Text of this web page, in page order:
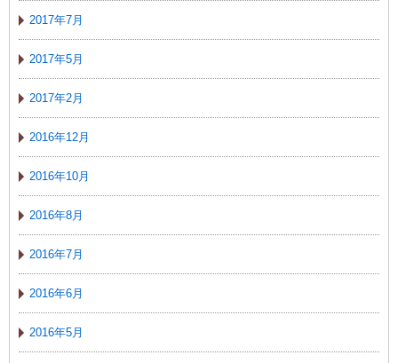
2017年7月
2017年5月
2017年2月
2016年12月
2016年10月
2016年8月
2016年7月
2016年6月
2016年5月